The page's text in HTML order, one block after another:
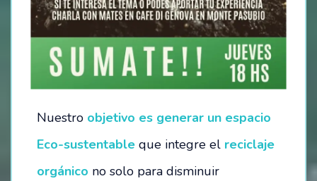
OPORTUNIDADES
SÉ PARTE DE NUESTRO EQUIPO
VACANTES DISPONIBLES
INSTITUCIONES EDUCATIVAS
Nuestro objetivo es generar un espacio
Eco-sustentable que integre el reciclaje
orgánico no solo para disminuir